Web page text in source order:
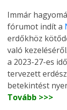
Immár
fórumot indít a
erdőkhöz
való
a 2023-27-es
tervezett
betekintést
Tovább >>>